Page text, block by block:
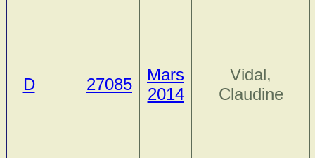
D 27085
Mars
2014
Vidal,
Claudine